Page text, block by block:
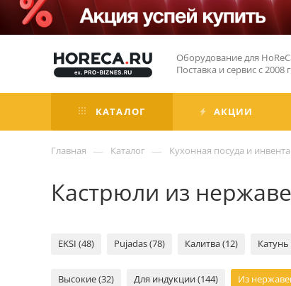
Оборудование для
Поставка и сервис с 2008
КАТАЛОГ АКЦИИ
Главная — Каталог — Кухонная посуда и
Кастрюли из
EKSI (48) Pujadas (78) Калитва (12) Катунь
Высокие (32) Для индукции (144) Из